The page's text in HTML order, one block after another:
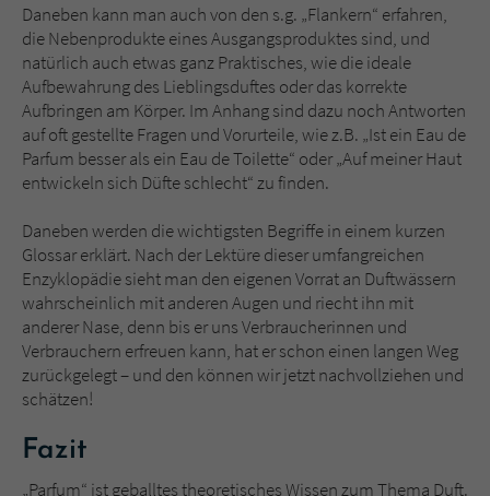
Daneben kann man auch von den s.g. „Flankern“ erfahren,
die Nebenprodukte eines Ausgangsproduktes sind, und
natürlich auch etwas ganz Praktisches, wie die ideale
Aufbewahrung des Lieblingsduftes oder das korrekte
Aufbringen am Körper. Im Anhang sind dazu noch Antworten
auf oft gestellte Fragen und Vorurteile, wie z.B. „Ist ein Eau de
Parfum besser als ein Eau de Toilette“ oder „Auf meiner Haut
entwickeln sich Düfte schlecht“ zu finden.
Daneben werden die wichtigsten Begriffe in einem kurzen
Glossar erklärt. Nach der Lektüre dieser umfangreichen
Enzyklopädie sieht man den eigenen Vorrat an Duftwässern
wahrscheinlich mit anderen Augen und riecht ihn mit
anderer Nase, denn bis er uns Verbraucherinnen und
Verbrauchern erfreuen kann, hat er schon einen langen Weg
zurückgelegt – und den können wir jetzt nachvollziehen und
schätzen!
Fazit
„Parfum“ ist geballtes theoretisches Wissen zum Thema Duft.